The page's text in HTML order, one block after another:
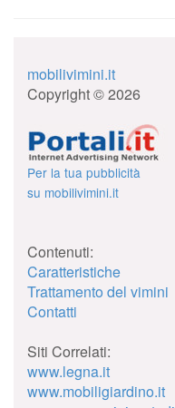
mobilivimini.it
Copyright © 2026
Per la tua pubblicità
su mobilivimini.it
Contenuti:
Caratteristiche
Trattamento del vimini
Contatti
Siti Correlati:
www.legna.it
www.mobiligiardino.it